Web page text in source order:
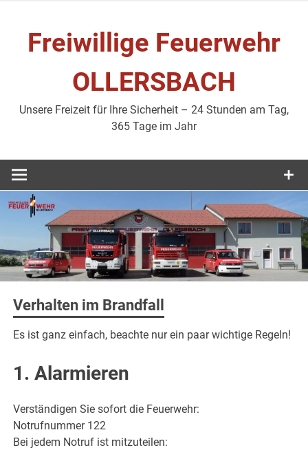
springenFreiwillige Feuerwehr
OLLERSBACH
Unsere Freizeit für Ihre Sicherheit – 24 Stunden am Tag,
365 Tage im Jahr
Verhalten im Brandfall
Es ist ganz einfach, beachte nur ein paar wichtige Regeln!
1. Alarmieren
Verständigen Sie sofort die Feuerwehr:
Notrufnummer 122
Bei jedem Notruf ist mitzuteilen: